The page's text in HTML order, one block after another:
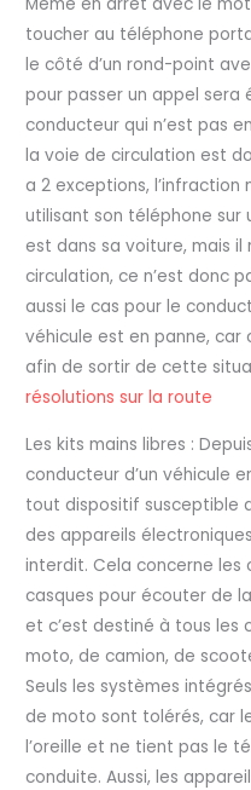
toucher au téléphone
le côté d’un rond-point
pour passer un appel sera
conducteur qui n’est pas
la voie de circulation est
a 2 exceptions,
utilisant son téléphone sur
est dans sa voiture, mais il
circulation, ce n’est donc
aussi le cas pour le
véhicule est en panne, car
afin de sortir de cette
résolutions sur la route
Les kits mains libres :
conducteur d’un véhicule
tout dispositif susceptible
des appareils
interdit. Cela concerne les
casques pour écouter de
et c’est destiné à tous les
moto, de camion, de
Seuls les systèmes
de moto sont tolérés, car
l’oreille et ne tient pas le
conduite. Aussi, les